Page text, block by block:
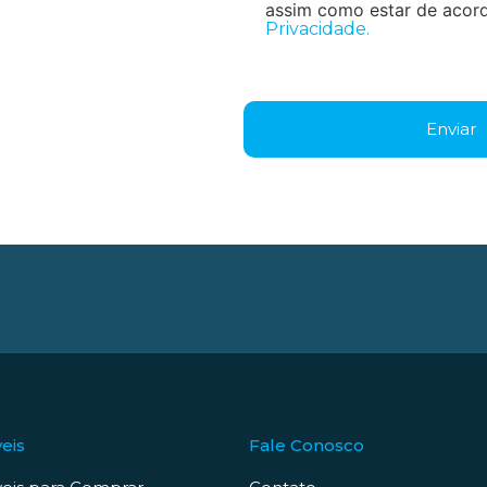
assim como estar de
Privacidade.
Fale Conosco